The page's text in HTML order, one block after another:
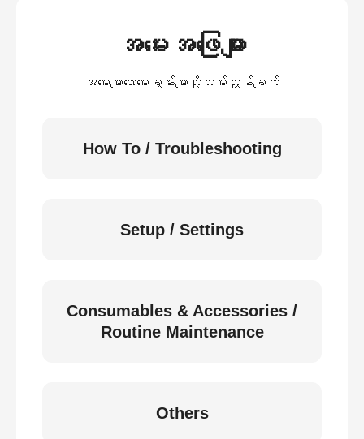
အမေးအဖြေများ
အမေးများသောမေးခွန်းများသို့လမ်းညွှန်ချက်
How To / Troubleshooting
Setup / Settings
Consumables & Accessories /
Routine Maintenance
Others